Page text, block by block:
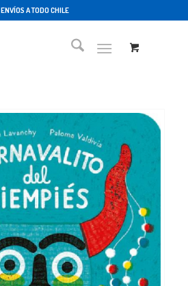
ENVÍOS A TODO CHILE